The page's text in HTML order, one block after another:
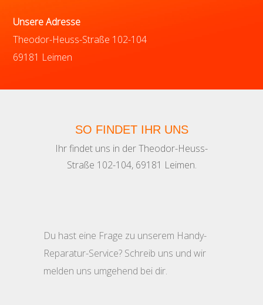
Unsere Adresse
Theodor-Heuss-Straße 102-104
69181 Leimen
SO FINDET IHR UNS
Ihr findet uns in der Theodor-Heuss-
Straße 102-104, 69181 Leimen.
Du hast eine Frage zu unserem Handy-
Reparatur-Service? Schreib uns und wir
melden uns umgehend bei dir.